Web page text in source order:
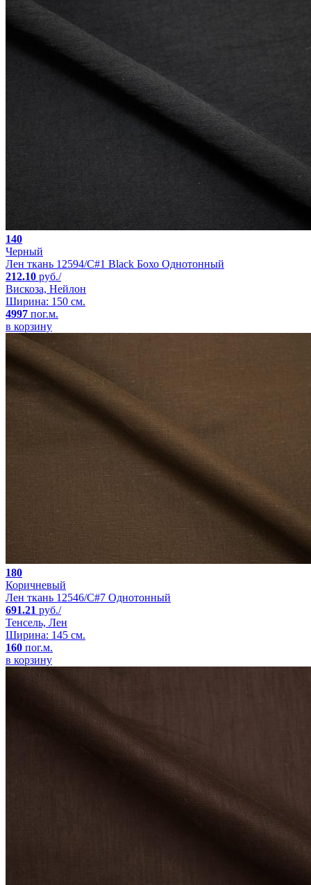
140
Черный
Лен ткань 12594/C#1 Black Бохо Однотонный
212.10 руб./
Вискоза, Нейлон
Ширина: 150 см.
4997 пог.м.
в корзину
180
Коричневый
Лен ткань 12546/C#7 Однотонный
691.21 руб./
Тенсель, Лен
Ширина: 145 см.
160 пог.м.
в корзину